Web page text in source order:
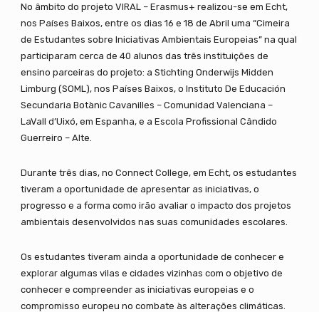
No âmbito do projeto VIRAL – Erasmus+ realizou-se em Echt,
nos Países Baixos, entre os dias 16 e 18 de Abril uma “Cimeira
de Estudantes sobre Iniciativas Ambientais Europeias” na qual
participaram cerca de 40 alunos das três instituições de
ensino parceiras do projeto: a Stichting Onderwijs Midden
Limburg (SOML), nos Países Baixos, o Instituto De Educación
Secundaria Botànic Cavanilles – Comunidad Valenciana –
LaVall d’Uixó, em Espanha, e a Escola Profissional Cândido
Guerreiro – Alte.
Durante três dias, no Connect College, em Echt, os estudantes
tiveram a oportunidade de apresentar as iniciativas, o
progresso e a forma como irão avaliar o impacto dos projetos
ambientais desenvolvidos nas suas comunidades escolares.
Os estudantes tiveram ainda a oportunidade de conhecer e
explorar algumas vilas e cidades vizinhas com o objetivo de
conhecer e compreender as iniciativas europeias e o
compromisso europeu no combate às alterações climáticas.